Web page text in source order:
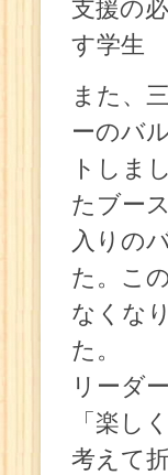
支援の
す学生
また、
ーのバ
トしま
たブー
入りの
た。こ
なくな
た。
リーダ
「楽し
考えて